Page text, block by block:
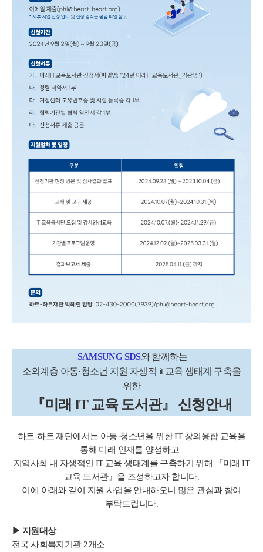
SAMSUNG SDS와 함께하는
소외계층 아동·청소년 지원 자생적 it 교육 생태계 구축을
위한
『미래 IT 교육 도서관』 신청안내
하트-하트 재단에서는 아동·청소년을 위한 IT 창의융합 교육을
통해 미래 인재를 양성하고
지역사회 내 자생적인 IT 교육 생태계를 구축하기 위해 『미래 IT
교육 도서관』을 조성하고자 합니다.
이에 아래와 같이 지원 사업을 안내하오니 많은 관심과 참여
부탁드립니다.
▶ 지원대상
전국 사회복지기관 2개소